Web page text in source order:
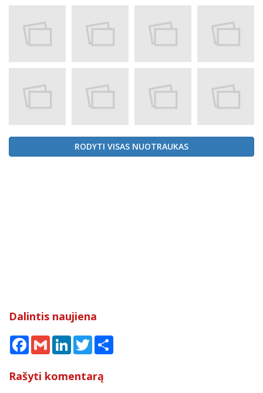
RODYTI VISAS NUOTRAUKAS
Dalintis naujiena
Facebook
Gmail LinkedInTwitter
Rašyti komentarą